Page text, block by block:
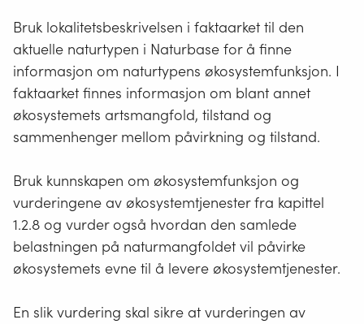
står
i
naturmangfoldloven
3.
Bruk lokalitetsbeskrivelsen i faktaarket til den
aktuelle naturtypen i Naturbase for å finne
informasjon om naturtypens økosystemfunksjon. I
faktaarket finnes informasjon om blant annet
økosystemets artsmangfold, tilstand og
sammenhenger mellom påvirkning og tilstand.
Bruk kunnskapen om økosystemfunksjon og
vurderingene av økosystemtjenester fra kapittel
1.2.8 og vurder også hvordan den samlede
belastningen på naturmangfoldet vil påvirke
økosystemets evne til å levere økosystemtjenester.
En slik vurdering skal sikre at vurderingen av